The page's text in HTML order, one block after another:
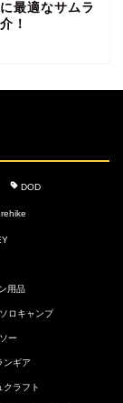
最適なサムラ
！
DOD
用品
ソロキャンプ
ー
ンギア
クラフト